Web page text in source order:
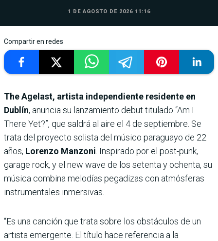
1 DE AGOSTO DE 2026 11:16
Compartir en redes
The Agelast, artista independiente residente en
Dublín, anuncia su lanzamiento debut titulado “Am I
There Yet?”, que saldrá al aire el 4 de septiembre. Se
trata del proyecto solista del músico paraguayo de 22
años, Lorenzo Manzoni. Inspirado por el post-punk,
garage rock, y el new wave de los setenta y ochenta, su
música combina melodías pegadizas con atmósferas
instrumentales inmersivas.
“Es una canción que trata sobre los obstáculos de un
artista emergente. El título hace referencia a la